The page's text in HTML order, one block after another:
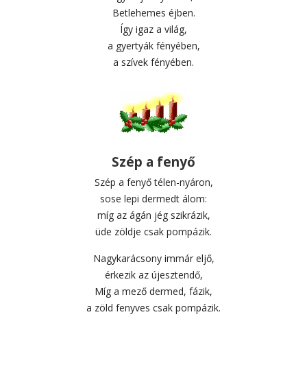
Betlehemes éjben.
Így igaz a világ,
a gyertyák fényében,
a szívek fényében.
Szép a fenyő
Szép a fenyő télen-nyáron,
sose lepi dermedt álom:
míg az ágán jég szikrázik,
üde zöldje csak pompázik.
Nagykarácsony immár eljő,
érkezik az újesztendő,
Míg a mező dermed, fázik,
a zöld fenyves csak pompázik.